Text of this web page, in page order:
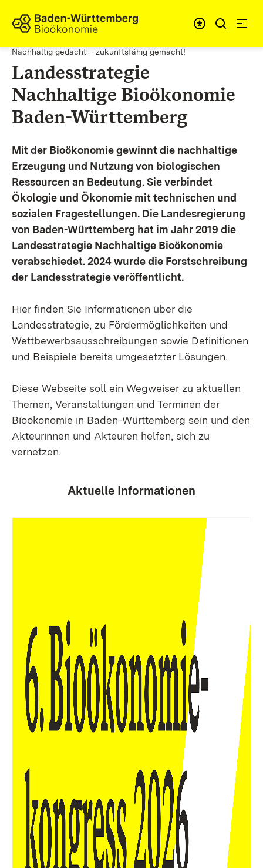
Zum Inhalt springen
Link zur Startseite
Nachhaltig gedacht – zukunftsfähig gemacht!
Landesstrategie
Nachhaltige Bioökonomie
Baden-Württemberg
Mit der Bioökonomie gewinnt die nachhaltige
Erzeugung und Nutzung von biologischen
Ressourcen an Bedeutung. Sie verbindet
Ökologie und Ökonomie mit technischen und
sozialen Fragestellungen. Die Landesregierung
von Baden-Württemberg hat im Jahr 2019 die
Landesstrategie Nachhaltige Bioökonomie
verabschiedet. 2024 wurde die Forstschreibung
der Landesstrategie veröffentlicht.
Hier finden Sie Informationen über die
Landesstrategie, zu Fördermöglichkeiten und
Wettbewerbsausschreibungen sowie Definitionen
und Beispiele bereits umgesetzter Lösungen.
Diese Webseite soll ein Wegweiser zu aktuellen
Themen, Veranstaltungen und Terminen der
Bioökonomie in Baden-Württemberg sein und den
Akteurinnen und Akteuren helfen, sich zu
vernetzen.
Aktuelle Informationen